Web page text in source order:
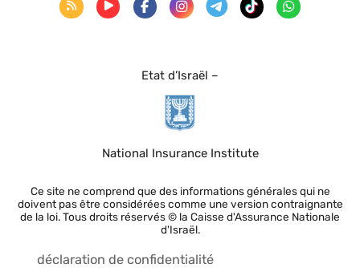
Etat d’Israël –
National Insurance Institute
Ce site ne comprend que des informations générales qui ne
doivent pas être considérées comme une version contraignante
de la loi. Tous droits réservés © la Caisse d'Assurance Nationale
d'Israël.
déclaration de confidentialité